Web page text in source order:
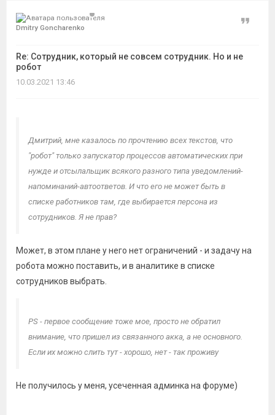
Dmitry Goncharenko
Re: Сотрудник, который не совсем сотрудник. Но и не
робот
Цитата
10.03.2021 13:46
Дмитрий, мне казалось по прочтению всех текстов, что
"робот" только запускатор процессов автоматических при
нужде и отсылальщик всякого разного типа уведомлений-
напоминаний-автоответов. И что его не может быть в
списке работников там, где выбирается персона из
сотрудников. Я не прав?
Может, в этом плане у него нет ограничений - и задачу на
робота можно поставить, и в аналитике в списке
сотрудников выбрать.
PS - первое сообщение тоже мое, просто не обратил
внимание, что пришел из связанного акка, а не основного.
Если их можно слить тут - хорошо, нет - так проживу
Не получилось у меня, усеченная админка на форуме)